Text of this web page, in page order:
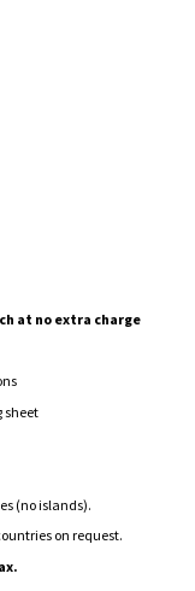
at no extra charge
sheet
(no islands).
on request.